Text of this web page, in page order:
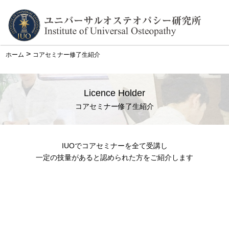
ホーム > コアセミナー修了生紹介
Licence Holder
コアセミナー修了生紹介
IUOでコアセミナーを全て受講し
一定の技量があると認められた方をご紹介します